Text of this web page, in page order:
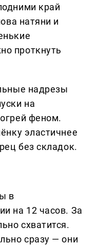
край
натяни и
проткнуть
надрезы
на
феном.
эластичнее
без складок.
в
на 12 часов. За
схватится.
сразу — они